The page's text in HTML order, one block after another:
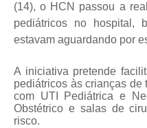
(14), o HCN passou a
pediátricos no hospital,
estavam aguardando por
A iniciativa pretende
pediátricos às crianças
com UTI Pediátrica e
Obstétrico e salas de
risco.